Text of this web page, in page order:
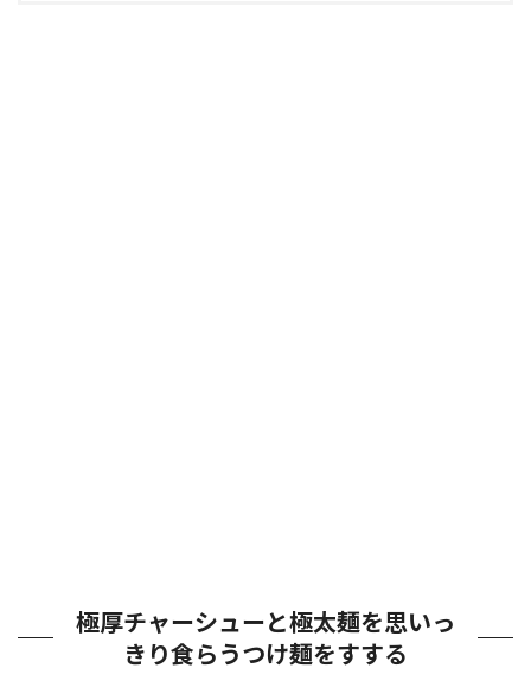
極厚チャーシューと極太麺を思いっ
きり食らうつけ麺をすする